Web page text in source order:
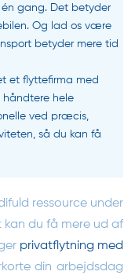
gang. Det betyder
Og lad os være
betyder mere tid
et flyttefirma med
hele
ved præcis,
så du kan få
ressource under
du få mere ud af
privatflytning med
din arbejdsdag